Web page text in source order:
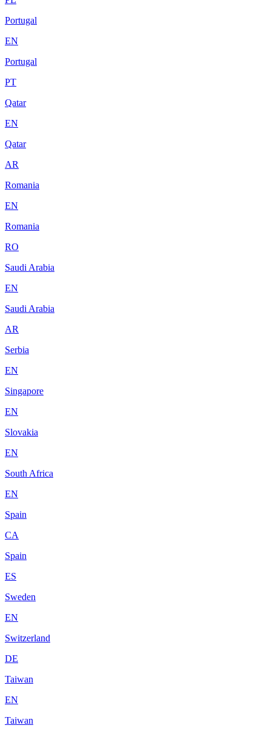
Portugal
EN
Portugal
PT
Qatar
EN
Qatar
AR
Romania
EN
Romania
RO
Saudi Arabia
EN
Saudi Arabia
AR
Serbia
EN
Singapore
EN
Slovakia
EN
South Africa
EN
Spain
CA
Spain
ES
Sweden
EN
Switzerland
DE
Taiwan
EN
Taiwan